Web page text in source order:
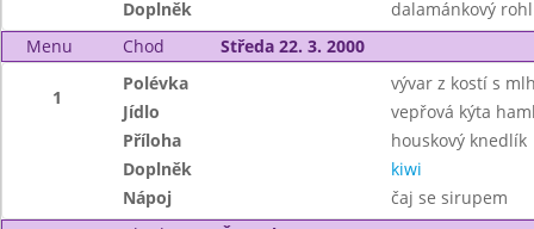
Doplněk
dalamánkový
Menu
Chod Středa 22. 3. 2000
1
Polévka
vývar z kostí s
Jídlo
vepřová kýta
Příloha
houskový knedlík
Doplněk
kiwi
Nápoj
čaj se sirupem